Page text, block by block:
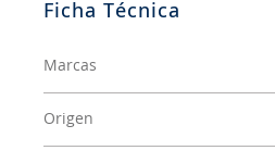
Marcas
Origen